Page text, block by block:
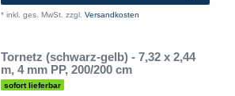
* inkl. ges. MwSt. zzgl. Versandkosten
Tornetz (schwarz-gelb) - 7,32 x 2,44
m, 4 mm PP, 200/200 cm
sofort lieferbar